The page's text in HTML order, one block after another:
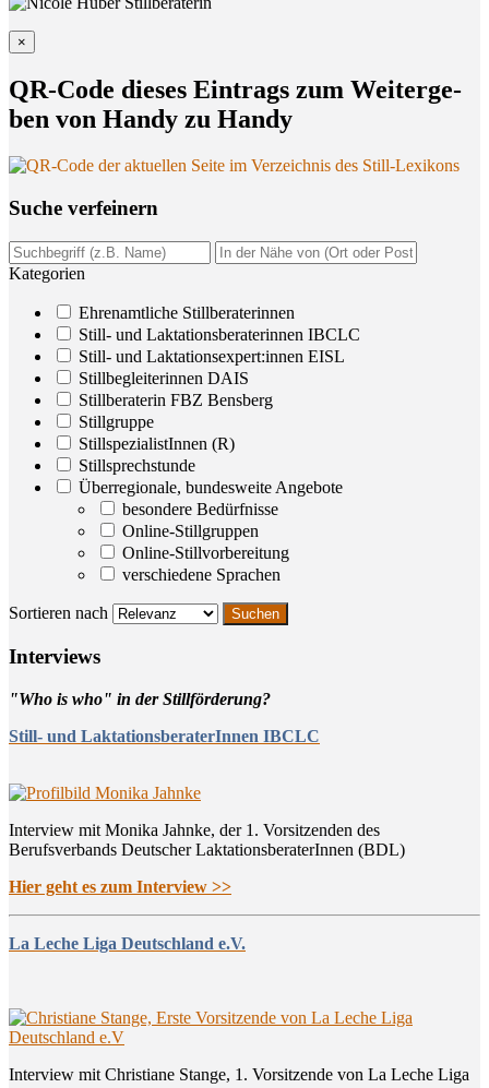
×
QR-Code die­ses Ein­trags zum Wei­ter­ge­
ben von Han­dy zu Handy
Suche ver­fei­nern
Kategorien
Ehrenamtliche Stillberaterinnen
Still- und Laktationsberaterinnen IBCLC
Still- und Laktationsexpert:innen EISL
Stillbegleiterinnen DAIS
Stillberaterin FBZ Bensberg
Stillgruppe
StillspezialistInnen (R)
Stillsprechstunde
Überregionale, bundesweite Angebote
besondere Bedürfnisse
Online-Stillgruppen
Online-Stillvorbereitung
verschiedene Sprachen
Sortieren nach
Inter­views
"Who is who" in der Stillförderung?
Still- und LaktationsberaterInnen IBCLC
Interview mit Monika Jahnke, der 1. Vorsitzenden des
Berufsverbands Deutscher LaktationsberaterInnen (BDL)
Hier geht es zum Interview >>
La Leche Liga Deutschland e.V.
Interview mit Christiane Stange, 1. Vorsitzende von La Leche Liga